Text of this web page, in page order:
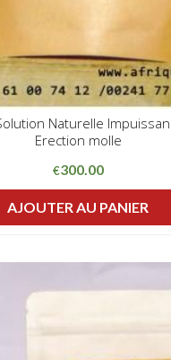
Naturelle
Erection molle
€300.00
AJOUTER AU PANIER